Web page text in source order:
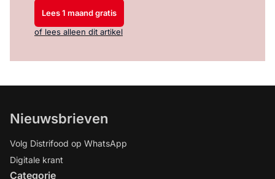
Lees 1 maand gratis
of lees alleen dit artikel
Nieuwsbrieven
Volg Distrifood op WhatsApp
Digitale krant
Categorie